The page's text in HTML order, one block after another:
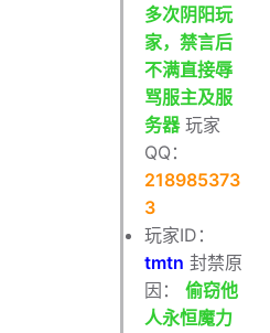
多次阴阳玩
家，禁言后
不满直接辱
骂服主及服
务器玩家
QQ：
218985373
3
玩家ID：
tmtn 封禁原
因：偷窃他
人永恒魔力